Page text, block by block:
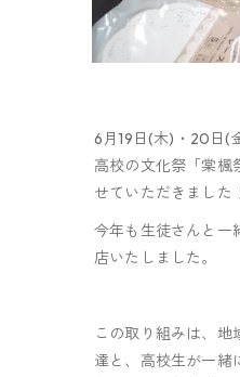
6月19日(木)・20日(
高校の文化祭「棠楓
せていただきました！
今年も生徒さんと一
店いたしました。
この取り組みは、地
達と、高校生が一緒